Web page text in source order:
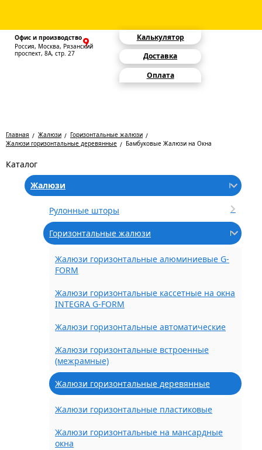
Офис и производство
Россия, Москва, Рязанский
проспект, 8А, стр. 27
Калькулятор
Доставка
Оплата
Главная Жалюзи
Горизонтальные жалюзи
Жалюзи горизонтальные деревянные
Бамбуковые Жалюзи на Окна
Каталог
Жалюзи
Рулонные шторы
Горизонтальные жалюзи
Жалюзи горизонтальные алюминиевые G-
FORM
Жалюзи горизонтальные кассетные на окна
INTEGRA G-FORM
Жалюзи горизонтальные автоматические
Жалюзи горизонтальные встроенные
(межрамные)
Жалюзи горизонтальные деревянные
Жалюзи горизонтальные пластиковые
Жалюзи горизонтальные на мансардные
окна